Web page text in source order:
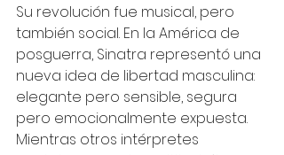
Su revolución fue musical, pero
también social. En la América de
posguerra, Sinatra representó una
nueva idea de libertad masculina:
elegante pero sensible, segura
pero emocionalmente expuesta.
Mientras otros intérpretes